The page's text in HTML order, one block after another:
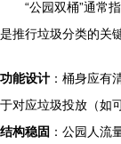
“公园双桶”通常
是推行垃圾分类的关
功能设计 ：桶身应有
于对应垃圾投放（如
结构稳固 ：公园人流